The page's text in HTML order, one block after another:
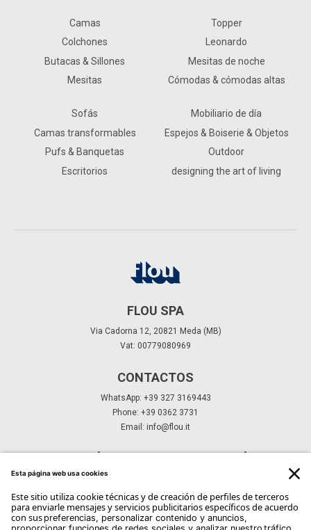
Camas
Colchones
Butacas & Sillones
Mesitas
Topper
Leonardo
Mesitas de noche
Cómodas & cómodas altas
Sofás
Camas transformables
Pufs & Banquetas
Escritorios
Mobiliario de día
Espejos & Boiserie & Objetos
Outdoor
designing the art of living
FLOU SPA
Via Cadorna 12, 20821 Meda (MB)
Vat: 00779080969
CONTACTOS
WhatsApp: +39 327 3169443
Phone: +39 0362 3731
Email: info@flou.it
Suscríbete